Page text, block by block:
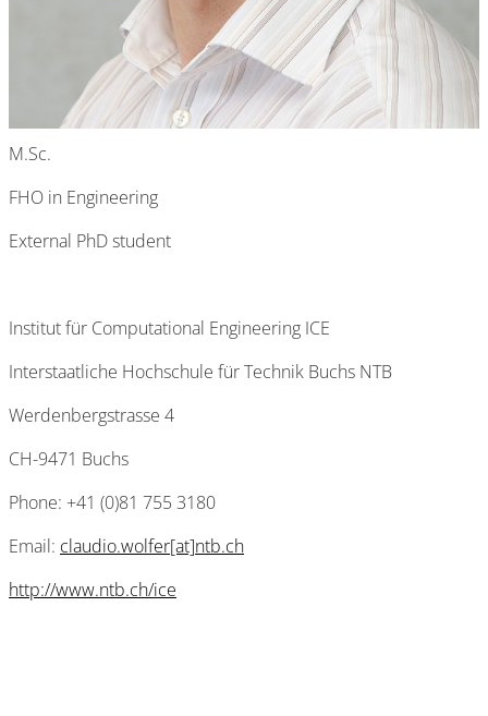
M.Sc.
FHO in Engineering
External PhD student
Institut für Computational Engineering ICE
Interstaatliche Hochschule für Technik Buchs NTB
Werdenbergstrasse 4
CH-9471 Buchs
Phone: +41 (0)81 755 3180
Email: claudio.wolfer[at]ntb.ch
http://www.ntb.ch/ice